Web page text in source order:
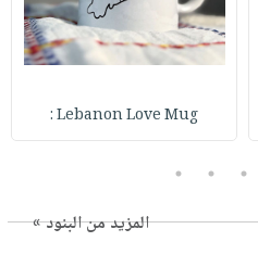
Lebanon Love Mug :
3
4
5
المزيد من البنود »